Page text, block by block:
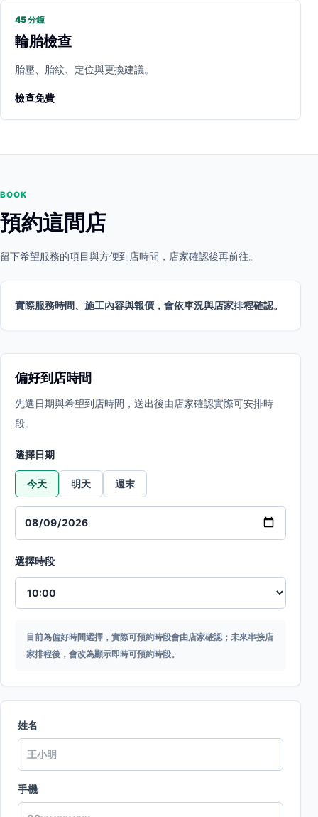
45 分鐘
輪胎檢查
胎壓、胎紋、定位與更換建議。
檢查免費
BOOK
預約這間店
留下希望服務的項目與方便到店時間，店家確認後再前往。
實際服務時間、施工內容與報價，會依車況與店家排程確認。
偏好到店時間
先選日期與希望到店時間，送出後由店家確認實際可安排時
段。
選擇日期
今天 明天 週末
選擇時段
目前為偏好時間選擇，實際可預約時段會由店家確認；未來串接店
家排程後，會改為顯示即時可預約時段。
姓名
手機